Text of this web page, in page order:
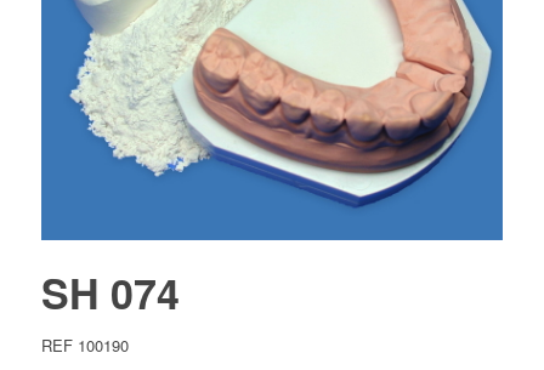
SH 074
REF 100190